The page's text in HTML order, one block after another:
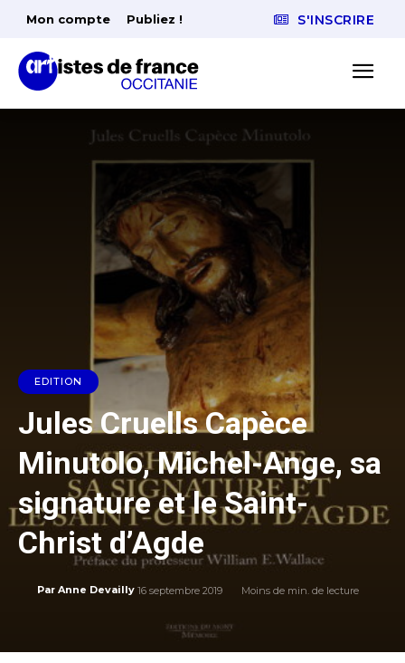
Mon compte Publiez ! S'INSCRIRE
EDITION
Jules Cruells Capèce
Minutolo, Michel-Ange, sa
signature et le Saint-
Christ d’Agde
Par Anne Devailly 16 septembre 2019 Moins de min. de lecture